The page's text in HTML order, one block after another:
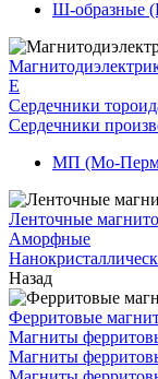
Ш-образные
E
Сердечники
Сердечники
МП (Мо-
Ленточные
Аморфные
Назад
Ферритовые
Магниты
Магниты